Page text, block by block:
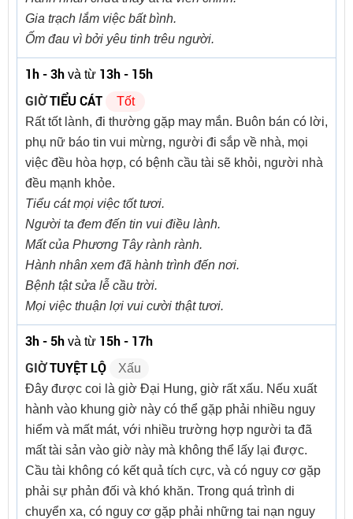
Gia trạch lắm việc bất bình.
Ốm đau vì bởi yêu tinh trêu người.
1h - 3h và từ 13h - 15h
GIỜTIỂU CÁT
Tốt
Rất tốt lành, đi thường gặp may mắn. Buôn bán có lời,
phụ nữ báo tin vui mừng, người đi sắp về nhà, mọi
việc đều hòa hợp, có bệnh cầu tài sẽ khỏi, người nhà
đều mạnh khỏe.
Tiểu cát mọi việc tốt tươi.
Người ta đem đến tin vui điều lành.
Mất của Phương Tây rành rành.
Hành nhân xem đã hành trình đến nơi.
Bệnh tật sửa lễ cầu trời.
Mọi việc thuận lợi vui cười thật tươi.
3h - 5h và từ 15h - 17h
GIỜTUYỆT LỘ
Xấu
Đây được coi là giờ Đại Hung, giờ rất xấu. Nếu xuất
hành vào khung giờ này có thể gặp phải nhiều nguy
hiểm và mất mát, với nhiều trường hợp người ta đã
mất tài sản vào giờ này mà không thể lấy lại được.
Cầu tài không có kết quả tích cực, và có nguy cơ gặp
phải sự phản đối và khó khăn. Trong quá trình di
chuyển xa, có nguy cơ gặp phải những tai nạn nguy